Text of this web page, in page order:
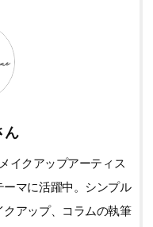
ん
イクアップアーティス
ーマに活躍中。シンプル
アップ、コラムの執筆